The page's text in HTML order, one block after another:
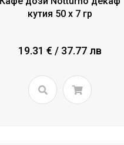
кутия 50 х 7 гр
19.31 € / 37.77 лв